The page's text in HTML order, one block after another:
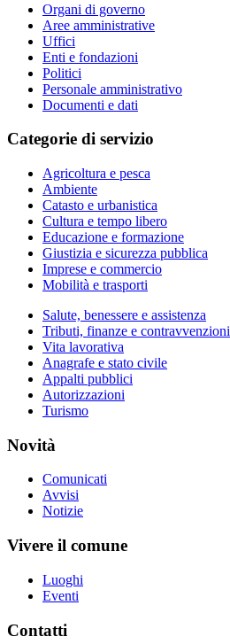
Organi di governo
Aree amministrative
Uffici
Enti e fondazioni
Politici
Personale amministrativo
Documenti e dati
Categorie di servizio
Agricoltura e pesca
Ambiente
Catasto e urbanistica
Cultura e tempo libero
Educazione e formazione
Giustizia e sicurezza pubblica
Imprese e commercio
Mobilità e trasporti
Salute, benessere e assistenza
Tributi, finanze e contravvenzioni
Vita lavorativa
Anagrafe e stato civile
Appalti pubblici
Autorizzazioni
Turismo
Novità
Comunicati
Avvisi
Notizie
Vivere il comune
Luoghi
Eventi
Contatti